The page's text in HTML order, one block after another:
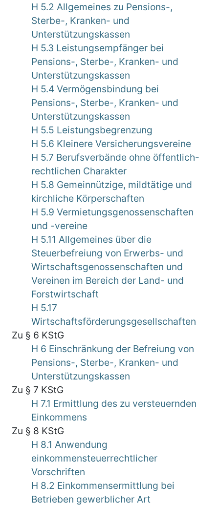
H 5.2 Allgemeines zu Pensions-,
Sterbe-, Kranken- und
Unterstützungskassen
H 5.3 Leistungsempfänger bei
Pensions-, Sterbe-, Kranken- und
Unterstützungskassen
H 5.4 Vermögensbindung bei
Pensions-, Sterbe-, Kranken- und
Unterstützungskassen
H 5.5 Leistungsbegrenzung
H 5.6 Kleinere Versicherungsvereine
H 5.7 Berufsverbände ohne öffentlich-
rechtlichen Charakter
H 5.8 Gemeinnützige, mildtätige und
kirchliche Körperschaften
H 5.9 Vermietungsgenossenschaften
und -vereine
H 5.11 Allgemeines über die
Steuerbefreiung von Erwerbs- und
Wirtschaftsgenossenschaften und
Vereinen im Bereich der Land- und
Forstwirtschaft
H 5.17
Wirtschaftsförderungsgesellschaften
Zu § 6 KStG
H 6 Einschränkung der Befreiung von
Pensions-, Sterbe-, Kranken- und
Unterstützungskassen
Zu § 7 KStG
H 7.1 Ermittlung des zu versteuernden
Einkommens
Zu § 8 KStG
H 8.1 Anwendung
einkommensteuerrechtlicher
Vorschriften
H 8.2 Einkommensermittlung bei
Betrieben gewerblicher Art